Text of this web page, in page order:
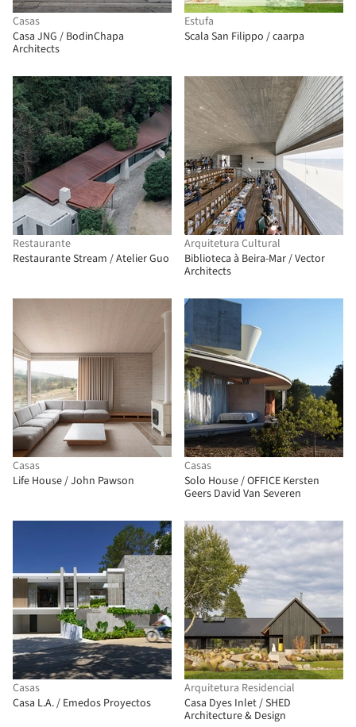
Casas
Casa JNG / BodinChapa
Architects
Estufa
Scala San Filippo / caarpa
Restaurante
Restaurante Stream / Atelier Guo
Arquitetura Cultural
Biblioteca à Beira-Mar / Vector
Architects
Casas
Life House / John Pawson
Casas
Solo House / OFFICE Kersten
Geers David Van Severen
Casas
Casa L.A. / Emedos Proyectos
Arquitetura Residencial
Casa Dyes Inlet / SHED
Architecture & Design